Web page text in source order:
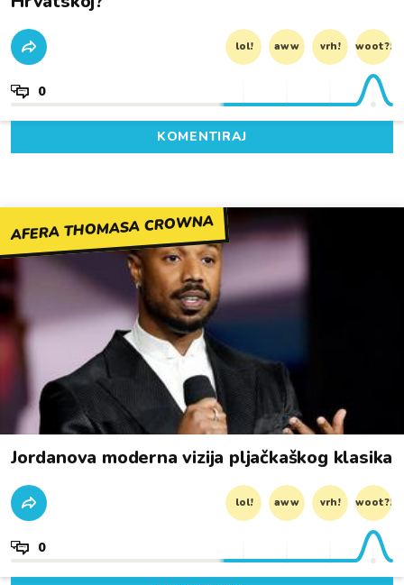
lol! aww vrh! woot?!
0
KOMENTIRAJ
AFERA THOMASA CROWNA
Jordanova moderna vizija pljačkaškog klasika
lol! aww vrh! woot?!
0